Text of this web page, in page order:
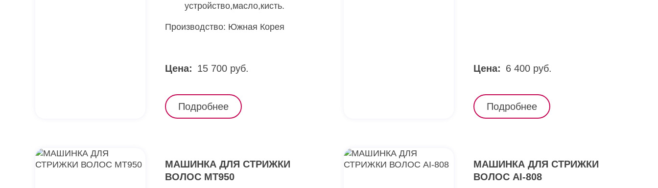
устройство,масло,кисть.
Производство: Южная Корея
Цена: 15 700 руб.
Подробнее
Цена: 6 400 руб.
Подробнее
МАШИНКА ДЛЯ СТРИЖКИ
ВОЛОС MT950
МАШИНКА ДЛЯ СТРИЖКИ
ВОЛОС AI-808